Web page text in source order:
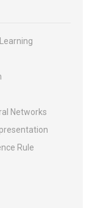
Networks
Rule